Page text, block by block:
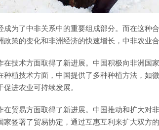
成为了中非关系中的重要组成部分。而在这种
政策的变化和非洲经济的快速增长，中非农业
在技术方面取得了新进展。中国积极向非洲国
种植技术方面，中国提供了多种种植方法，如
促进农业可持续发展。
在贸易方面取得了新进展。中国推动和扩大对
家签署了贸易协定，通过互惠互利来扩大双方